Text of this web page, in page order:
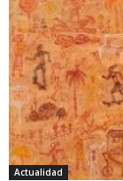
Actualidad